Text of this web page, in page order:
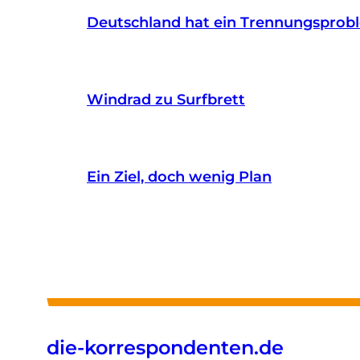
Deutschland hat ein
Windrad zu Surfbrett
Ein Ziel, doch wenig Plan
die-korrespondenten.de